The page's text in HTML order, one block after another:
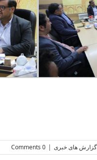
گزارش های خبری |
0 Comments